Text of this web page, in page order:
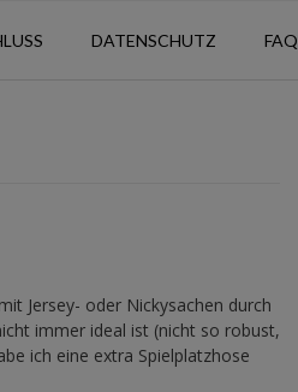
DATENSCHUTZ FAQ
Jersey- oder Nickysachen durch
immer ideal ist (nicht so robust,
ich eine extra Spielplatzhose